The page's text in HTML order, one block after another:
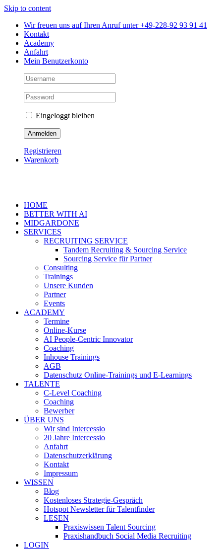
Skip to content
Wir freuen uns auf Ihren Anruf unter +49-228-92 93 91 41
Kontakt
Academy
Anfahrt
Mein Benutzerkonto
Eingeloggt bleiben
Registrieren
Warenkorb
HOME
BETTER WITH AI
MIDGARDONE
SERVICES
RECRUITING SERVICE
Tandem Recruiting & Sourcing Service
Sourcing Service für Partner
Consulting
Trainings
Unsere Kunden
Partner
Events
ACADEMY
Termine
Online-Kurse
AI People-Centric Innovator
Coaching
Inhouse Trainings
AGB
Datenschutz Online-Trainings und E-Learnings
TALENTE
C-Level Coaching
Coaching
Bewerber
ÜBER UNS
Wir sind Intercessio
20 Jahre Intercessio
Anfahrt
Datenschutzerklärung
Kontakt
Impressum
WISSEN
Blog
Kostenloses Strategie-Gespräch
Hotspot Newsletter für Talentfinder
LESEN
Praxiswissen Talent Sourcing
Praxishandbuch Social Media Recruiting
LOGIN